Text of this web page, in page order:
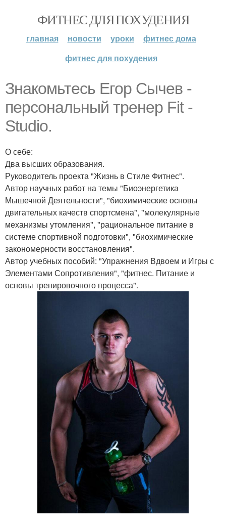
ФИТНЕС ДЛЯ ПОХУДЕНИЯ
главная новости уроки
фитнес дома
фитнес для похудения
Знакомьтесь Егор Сычев -
персональный тренер Fit -
Studio.
О себе:
Два высших образования.
Руководитель проекта "Жизнь в Стиле Фитнес".
Автор научных работ на темы "Биоэнергетика
Мышечной Деятельности", "биохимические основы
двигательных качеств спортсмена", "молекулярные
механизмы утомления", "рациональное питание в
системе спортивной подготовки", "биохимические
закономерности восстановления".
Автор учебных пособий: "Упражнения Вдвоем и Игры с
Элементами Сопротивления", "фитнес. Питание и
основы тренировочного процесса".